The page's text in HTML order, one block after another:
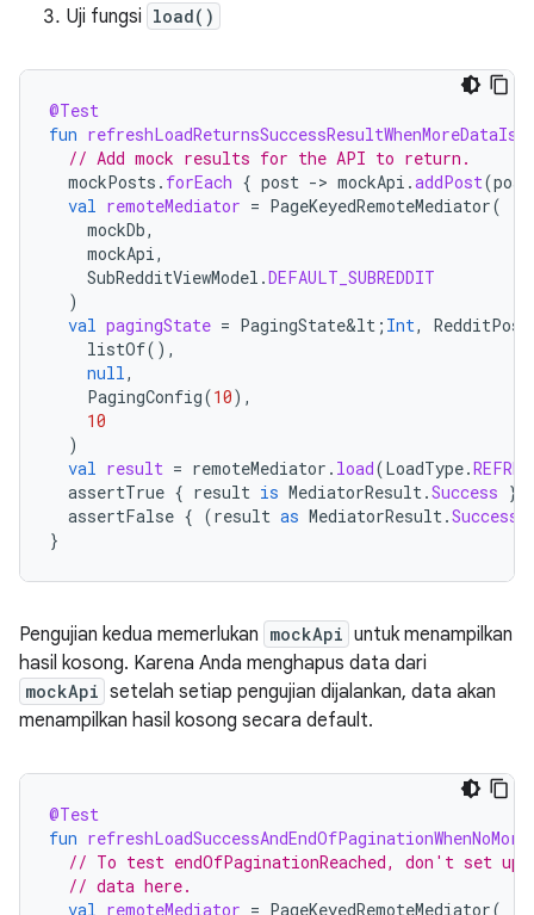
Uji fungsi load()
@Test
fun
// Add mock results for the API to return.
mockPosts . forEach { post -> mockApi .addPost(post
val remoteMediator = PageKeyedRemoteMediator(
mockDb,
mockApi,
SubRedditViewModel .DEFAULT_SUBREDDIT
)
val pagingState = PagingState&lt ; Int,
listOf(),
null,
PagingConfig(10),
10
)
val result = remoteMediator . load(LoadType.
assertTrue { result is MediatorResult.Success }
assertFalse { (result as MediatorResult.Success
}
Pengujian kedua memerlukan mockApi untuk menampilkan
hasil kosong. Karena Anda menghapus data dari
mockApi setelah setiap pengujian dijalankan, data akan
menampilkan hasil kosong secara default.
@Test
fun
// To test endOfPaginationReached, don't set
// data here.
val remoteMediator = PageKeyedRemoteMediator(